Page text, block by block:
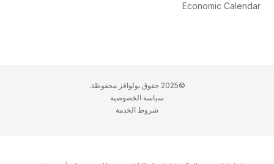
Economic Calendar
©2025 حقوق بولوافز محفوظة.
سياسة الخصوصية
شروط الخدمة